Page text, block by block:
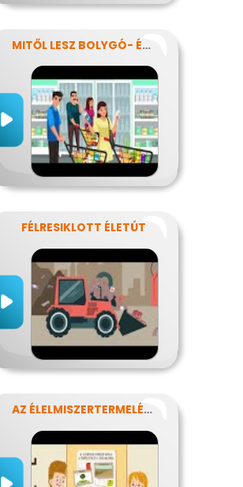
MITŐL LESZ BOLYGÓ- ÉS EGÉSZSÉGTUDATOS IS AZ ÉTRENDEM?
FÉLRESIKLOTT ÉLETÚT
AZ ÉLELMISZERTERMELÉS HATÁSA